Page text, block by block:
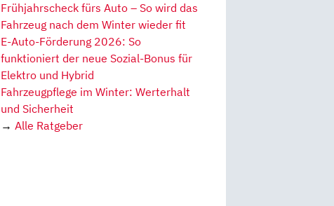
Frühjahrscheck fürs Auto – So wird das
Fahrzeug nach dem Winter wieder fit
E-Auto-Förderung 2026: So
funktioniert der neue Sozial-Bonus für
Elektro und Hybrid
Fahrzeugpflege im Winter: Werterhalt
und Sicherheit
→ Alle Ratgeber